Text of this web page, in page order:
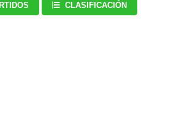
CLASIFICACIÓN